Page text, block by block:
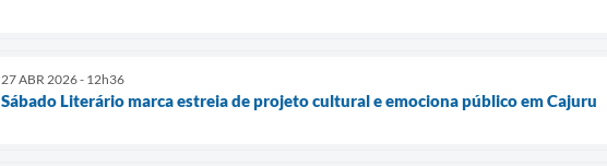
27 ABR 2026 - 12h36
Sábado Literário marca estreia de projeto cultural e emociona público em Cajuru